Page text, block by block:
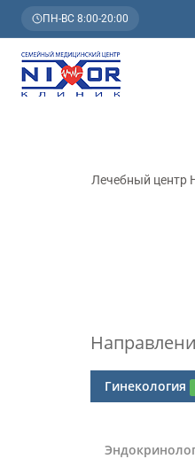
ПН-ВС 8:00-20:00
Лечебный центр
Гинекология